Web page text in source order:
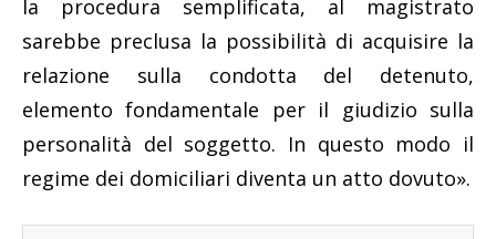
la procedura semplificata, al magistrato
sarebbe preclusa la possibilità di acquisire la
relazione sulla condotta del detenuto,
elemento fondamentale per il giudizio sulla
personalità del soggetto. In questo modo il
regime dei domiciliari diventa un atto dovuto».